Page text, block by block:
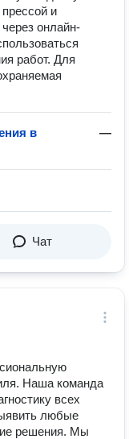
и
онлайн-
работ. Для
в
—
Чат
Наша команда
всех
любые
решения. Мы